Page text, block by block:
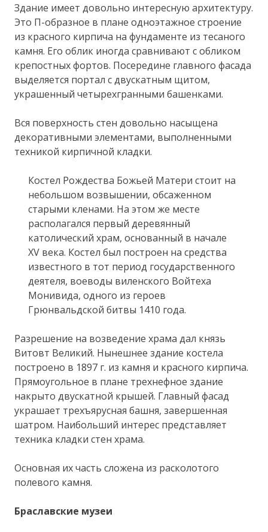
Здание имеет довольно интересную архитектуру.
Это П-образное в плане одноэтажное строение
из красного кирпича на фундаменте из тесаного
камня. Его облик иногда сравнивают с обликом
крепостных фортов. Посередине главного фасада
выделяется портал с двускатным щитом,
украшенный четырехгранными башенками.
Вся поверхность стен довольно насыщена
декоративными элементами, выполненными
техникой кирпичной кладки.
Костел Рождества Божьей Матери стоит на
небольшом возвышении, обсаженном
старыми кленами. На этом же месте
располагался первый деревянный
католический храм, основанный в начале
XV века. Костел был построен на средства
известного в тот период государственного
деятеля, воеводы виленского Войтеха
Монивида, одного из героев
Грюнвальдской битвы 1410 года.
Разрешение на возведение храма дал князь
Витовт Великий. Нынешнее здание костела
построено в 1897 г. из камня и красного кирпича.
Прямоугольное в плане трехнефное здание
накрыто двускатной крышей. Главный фасад
украшает трехъярусная башня, завершенная
шатром. Наибольший интерес представляет
техника кладки стен храма.
Основная их часть сложена из расколотого
полевого камня.
Браславские музеи